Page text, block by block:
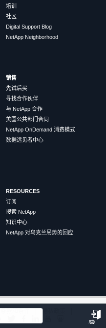
登
培训
社区
Digital Support Blog
NetApp Neighborhood
销售
先试后买
寻找合作伙伴
与 NetApp 合作
美国公共部门合同
NetApp OnDemand 消费模式
数据远见者中心
RESOURCES
订阅
搜索 NetApp
知识中心
NetApp 对乌克兰局势的回应
条款和条件
隐私政策